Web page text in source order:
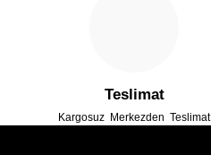
Teslimat
Kargosuz Merkezden Teslimat